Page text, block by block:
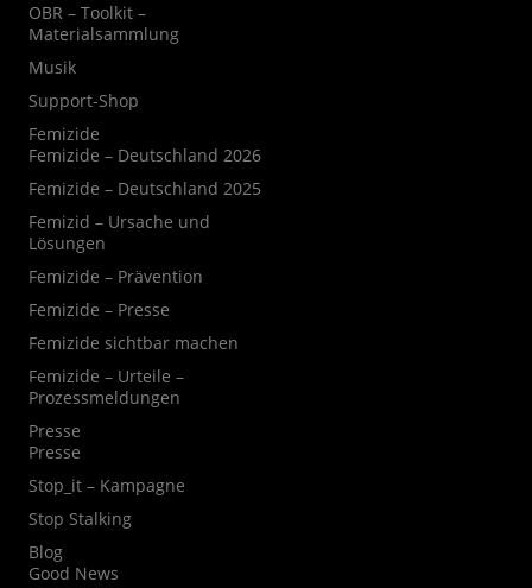
OBR – Toolkit –
Materialsammlung
Musik
Support-Shop
Femizide
Femizide – Deutschland 2026
Femizide – Deutschland 2025
Femizid – Ursache und
Lösungen
Femizide – Prävention
Femizide – Presse
Femizide sichtbar machen
Femizide – Urteile –
Prozessmeldungen
Presse
Presse
Stop_it – Kampagne
Stop Stalking
Blog
Good News